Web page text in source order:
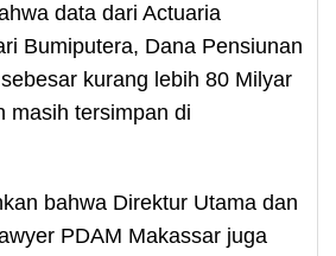
data dari Actuaria
Bumiputera, Dana Pensiunan
kurang lebih 80 Milyar
masih tersimpan di
bahwa Direktur Utama dan
PDAM Makassar juga